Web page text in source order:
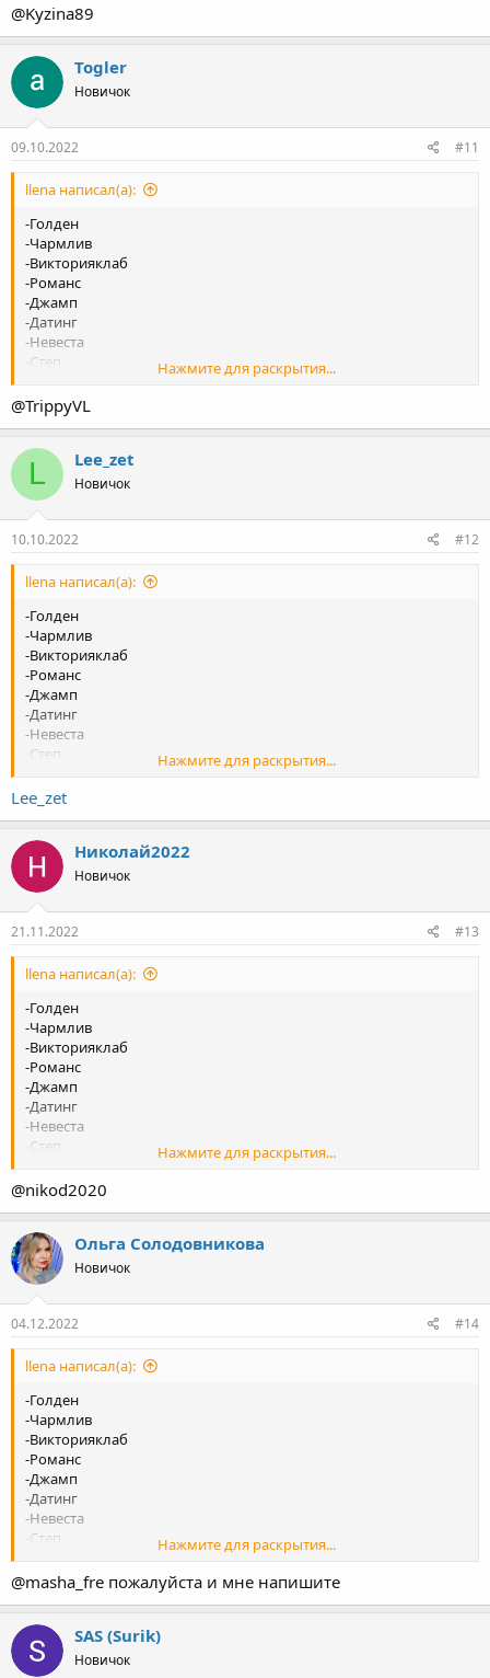
- Львы
-Натали
[/ЦИТИРОВАТЬ]
@Kyzina89
Togler
Новичок
09.10.2022 #11
llena написал(а):
-Голден
-Чармлив
-Викторияклаб
-Романс
-Джамп
-Датинг
-Невеста
-Степ
-Лавинчат
-Натали
Нажмите для раскрытия...
@TrippyVL
L Lee_zet
Новичок
10.10.2022 #12
llena написал(а):
-Голден
-Чармлив
-Викторияклаб
-Романс
-Джамп
-Датинг
-Невеста
-Степ
-Лавинчат
-Натали
Нажмите для раскрытия...
Lee_zet
Николай2022
Новичок
21.11.2022 #13
llena написал(а):
-Голден
-Чармлив
-Викторияклаб
-Романс
-Джамп
-Датинг
-Невеста
-Степ
-Лавинчат
Нажмите для раскрытия...
@nikod2020
Ольга Солодовникова
Новичок
04.12.2022 #14
llena написал(а):
-Голден
-Чармлив
-Викторияклаб
-Романс
-Джамп
-Датинг
-Невеста
-Степ
-Лавинчат
-Натали
Нажмите для раскрытия...
@masha_fre пожалуйста и мне напишите
SAS (Surik)
Новичок